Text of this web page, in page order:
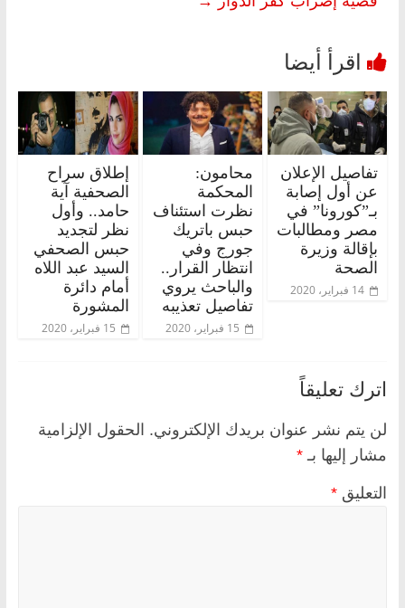
تفاصيل الإعلان
عن أول إصابة
بـ”كورونا” في
مصر ومطالبات
بإقالة وزيرة
الصحة
14 فبراير، 2020
محامون:
المحكمة
نظرت استئناف
حبس باتريك
جورج وفي
انتظار القرار..
والباحث يروي
تفاصيل تعذيبه
15 فبراير، 2020
إطلاق سراح
الصحفية آية
حامد.. وأول
نظر لتجديد
حبس الصحفي
السيد عبد اللاه
أمام دائرة
المشورة
15 فبراير، 2020
اترك تعليقاً
لن يتم نشر عنوان بريدك الإلكتروني. الحقول الإلزامية
مشار إليها بـ *
التعليق *